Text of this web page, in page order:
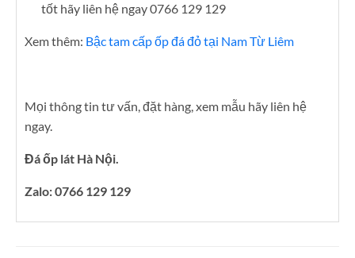
tốt hãy liên hệ ngay 0766 129 129
Xem thêm: Bậc tam cấp ốp đá đỏ tại Nam Từ Liêm
Mọi thông tin tư vấn, đặt hàng, xem mẫu hãy liên hệ
ngay.
Đá ốp lát Hà Nội.
Zalo: 0766 129 129